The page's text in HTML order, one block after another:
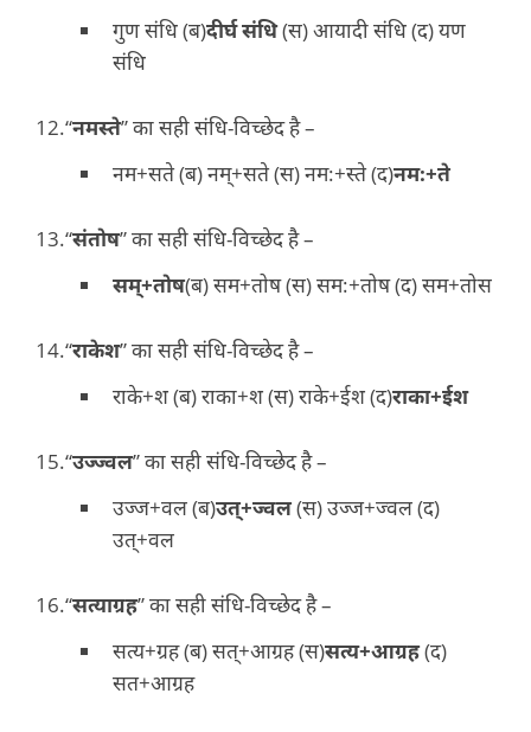
गुण संधि (ब)दीर्घ संधि(स) आयादी संधि (द) यण
संधि
“नमस्ते” का सही संधि-विच्छेद है –
नम+सते (ब) नम्+सते (स) नम:+स्ते (द)नम:+ते
“संतोष” का सही संधि-विच्छेद है –
सम्+तोष(ब) सम+तोष (स) सम:+तोष (द) सम+तोस
“राकेश” का सही संधि-विच्छेद है –
राके+श (ब) राका+श (स) राके+ईश (द)राका+ईश
“उज्ज्वल” का सही संधि-विच्छेद है –
उज्ज+वल (ब)उत्+ज्वल(स) उज्ज+ज्वल (द)
उत्+वल
“सत्याग्रह” का सही संधि-विच्छेद है –
सत्य+ग्रह (ब) सत्+आग्रह (स)सत्य+आग्रह(द)
सत+आग्रह